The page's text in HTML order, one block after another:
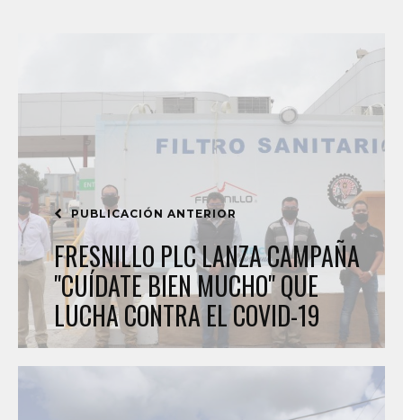
PUBLICACIÓN ANTERIOR
FRESNILLO PLC LANZA CAMPAÑA
"CUÍDATE BIEN MUCHO" QUE
LUCHA CONTRA EL COVID-19